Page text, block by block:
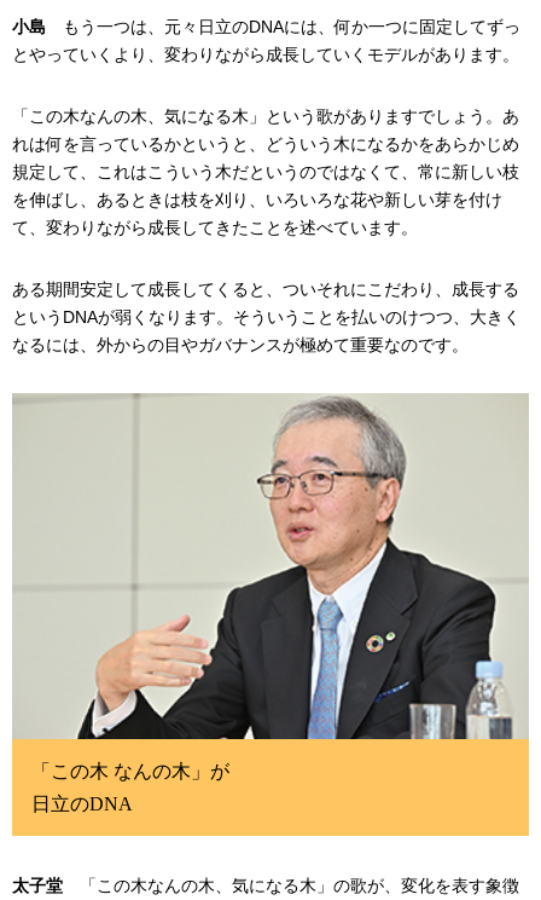
小島 もう一つは、元々日立のDNAには、何か一つに固定してずっ
とやっていくより、変わりながら成長していくモデルがあります。
「この木なんの木、気になる木」という歌がありますでしょう。あ
れは何を言っているかというと、どういう木になるかをあらかじめ
規定して、これはこういう木だというのではなくて、常に新しい枝
を伸ばし、あるときは枝を刈り、いろいろな花や新しい芽を付け
て、変わりながら成長してきたことを述べています。
ある期間安定して成長してくると、ついそれにこだわり、成長する
というDNAが弱くなります。そういうことを払いのけつつ、大きく
なるには、外からの目やガバナンスが極めて重要なのです。
「この木 なんの木」が
日立のDNA
太子堂 「この木なんの木、気になる木」の歌が、変化を表す象徴